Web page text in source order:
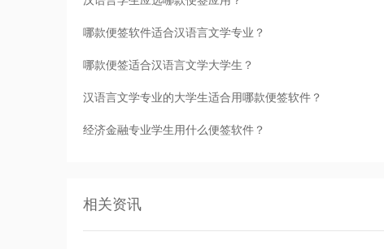
哪款便签软件适合汉语言文学专业？
哪款便签适合汉语言文学大学生？
汉语言文学专业的大学生适合用哪款便签软件？
经济金融专业学生用什么便签软件？
相关资讯